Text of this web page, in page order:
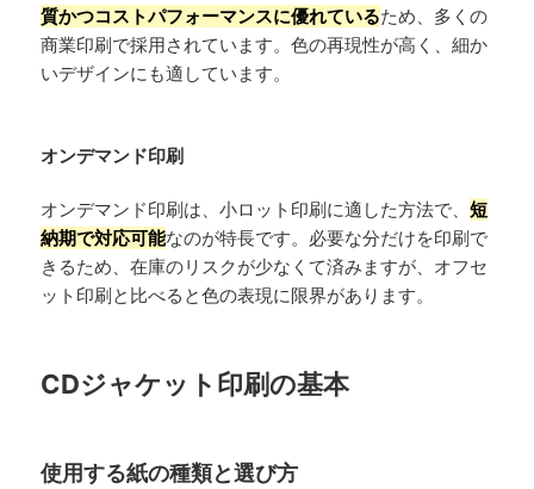
質かつコストパフォーマンスに優れているため、多くの
商業印刷で採用されています。色の再現性が高く、細か
いデザインにも適しています。
オンデマンド印刷
オンデマンド印刷は、小ロット印刷に適した方法で、短
納期で対応可能なのが特長です。必要な分だけを印刷で
きるため、在庫のリスクが少なくて済みますが、オフセ
ット印刷と比べると色の表現に限界があります。
CDジャケット印刷の基本
使用する紙の種類と選び方